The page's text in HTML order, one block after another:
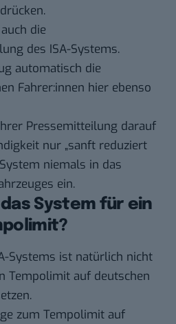
die
des ISA-Systems.
automatisch die
Fahrer:innen hier ebenso
Pressemitteilung darauf
nur „sanft reduziert
niemals in das
ein.
System für ein
Systems ist natürlich nicht
Tempolimit auf deutschen
zum Tempolimit auf